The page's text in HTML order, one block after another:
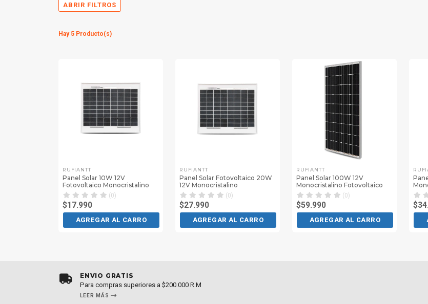
ABRIR FILTROS
Hay 5 Producto(s)
RUFIANTT
Panel Solar 10W 12V
Fotovoltaico Monocristalino
(0)
$17.990
AGREGAR AL CARRO
RUFIANTT
Panel Solar Fotovoltaico 20W
12V Monocristalino
(0)
$27.990
AGREGAR AL CARRO
RUFIANTT
Panel Solar 100W 12V
Monocristalino Fotovoltaico
(0)
$59.990
AGREGAR AL CARRO
ENVÍO GRATIS
Para compras superiores a $200.000 R.M
LEER MÁS